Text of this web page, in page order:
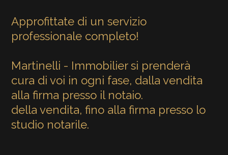
Approfittate di un servizio
professionale completo!
Martinelli - Immobilier si prenderà
cura di voi in ogni fase, dalla vendita
alla firma presso il notaio.
della vendita, fino alla firma presso lo
studio notarile.